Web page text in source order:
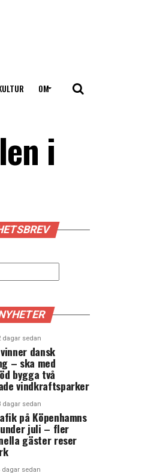
OM
i
dagar sedan
dansk
– ska med
bygga två
vindkraftsparker
dagar sedan
på Köpenhamns
juli – fler
gäster reser
dagar sedan